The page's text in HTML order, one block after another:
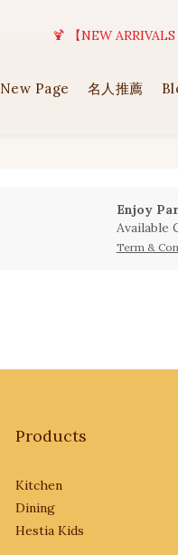
🍹 【NEW
New Page 名人推薦
Enjoy
Available
Term &
Products
Kitchen
Dining
Hestia Kids